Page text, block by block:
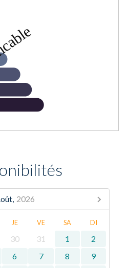
2026
JE VE SA DI
30 31 1
2
6 7 8
9